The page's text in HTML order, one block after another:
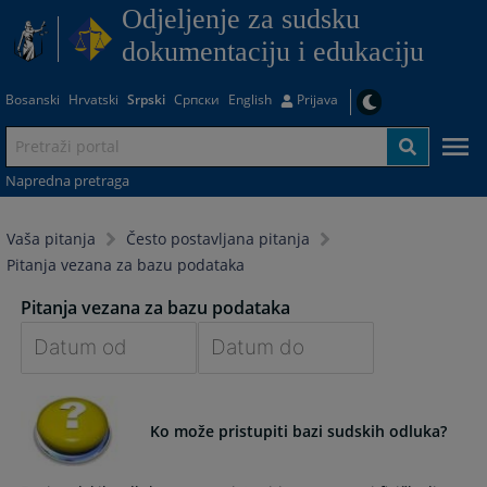
Odjeljenje za sudsku
dokumentaciju i edukaciju
Bosanski Hrvatski Srpski Српски English Prijava
Napredna pretraga
Vaša pitanja
Često postavljana pitanja
Pitanja vezana za bazu podataka
Pitanja vezana za bazu podataka
forward
to
interact
to
Ko može pristupiti bazi sudskih odluka?